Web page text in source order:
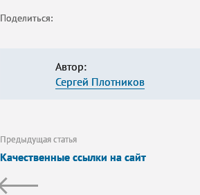
Поделиться:
Автор:
Сергей Плотников
Предыдущая статья
Качественные ссылки на сайт